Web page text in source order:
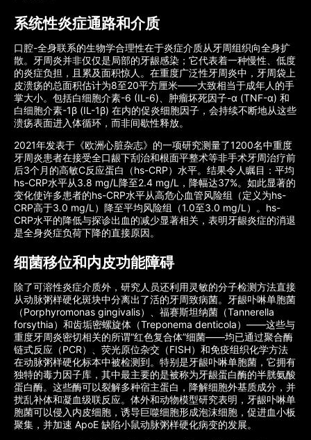
系统性炎症通路和介质
口腔-全身联系的生物学合理性在于炎症介质从牙周组织向全身扩
散。牙周炎并非仅仅是局部的牙龈感染；它代表着一种慢性、低度
的炎症负担，且累及面积惊人。在重度广泛性牙周炎中，牙周袋上
皮溃疡的总面积估计为8至20平方厘米——大致相当于成年人的手
掌大小。包括白细胞介素-6 (IL-6)、肿瘤坏死因子-α (TNF-α) 和
白细胞介素-1β (IL-1β) 在内的促炎细胞因子，会持续不断地从这些
溃疡表面进入体循环，而非间歇性释放。
2021年发表于《欧洲心脏杂志》的一项研究测量了1200名中重度
牙周炎患者在接受全口龈下刮治和根面平整术等非手术牙周治疗前
后3个月的高敏C反应蛋白（hs-CRP）水平。结果令人瞩目：平均
hs-CRP水平从3.8 mg/L降至2.4 mg/L，降幅达37%。如此显著的
变化使许多患者的hs-CRP水平从高危心血管风险组（定义为hs-
CRP高于3.0 mg/L）降至平均风险组（1.0至3.0 mg/L）。hs-
CRP水平的降低与探诊出血的减少显著相关，表明牙龈炎症的消退
是全身炎症负荷下降的直接原因。
细菌移位和内皮功能障碍
除了可溶性炎症介质外，研究人员还利用灵敏的分子检测方法直接
从动脉粥样硬化斑块中分离出了活的牙周致病菌。牙龈卟啉单胞菌
（Porphyromonas gingivalis）、福赛斯坦纳菌（Tannerella
forsythia）和齿垢密螺旋体（Treponema denticola）——这些与
重度牙周炎密切相关的所谓“红色复合体”细菌——均已通过聚合酶
链式反应（PCR）、荧光原位杂交（FISH）和免疫组织化学方法
在动脉粥样硬化标本中被检测到。特别是牙龈卟啉单胞菌，它拥有
独特的毒力因子库，其中最主要的是被称为牙龈蛋白酶的半胱氨酸
蛋白酶。这些酶可以裂解多种宿主蛋白​​，降解细胞外基质成分，并
扰乱补体和凝血级联反应。体外和动物模型研究表明，牙龈卟啉单
胞菌可以侵入内皮细胞，诱导巨噬细胞形成泡沫细胞，促进血小板
聚集，并加速 ApoE 缺陷小鼠动脉粥样硬化病变的发展。